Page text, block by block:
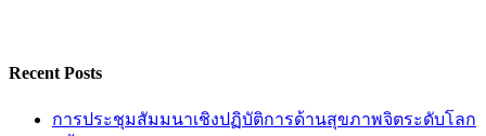
Recent Posts
การประชุมสัมมนาเชิงปฏิบัติการด้านสุขภาพจิตระดับโลก